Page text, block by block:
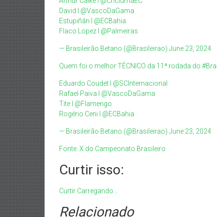
David l @VascoDaGama
Estupiñán l @ECBahia
Flaco Lopez l @Palmeiras
— Brasileirão Betano (@Brasileirao) June 23, 2024
Quem foi o melhor TÉCNICO da 11ª rodada do
Eduardo Coudet l @SCInternacional
Rafael Paiva l @VascoDaGama
Tite l @Flamengo
Rogério Ceni l @ECBahia
— Brasileirão Betano (@Brasileirao) June 23, 2024
Fonte: X do Campeonato Brasileiro
Curtir isso:
Curtir Carregando…
Relacionado